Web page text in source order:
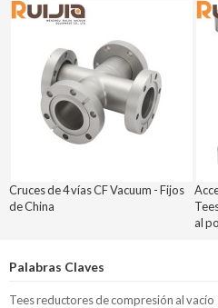
Cruces de 4 vías CF Vacuum - Fijos
de China
al
Palabras Claves
Tees reductores de compresión al vacío